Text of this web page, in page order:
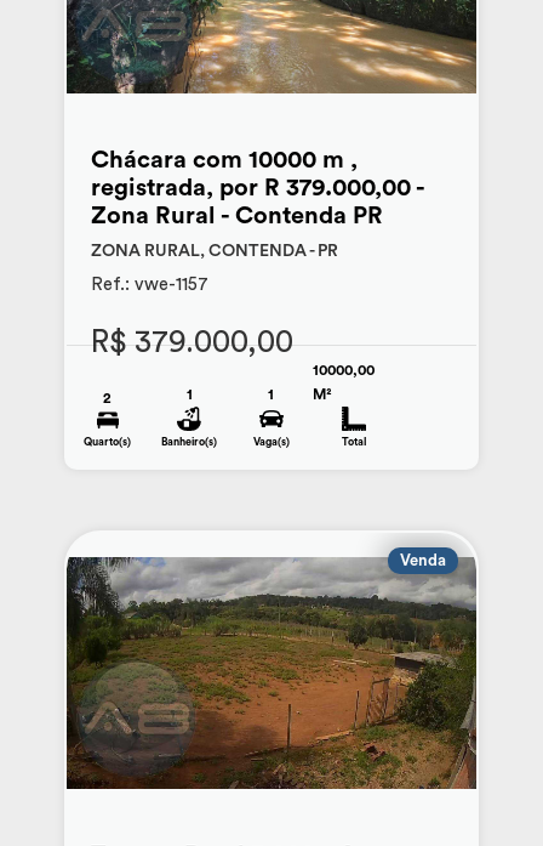
Chácara com 10000 m ,
registrada, por R 379.000,00 -
Zona Rural - Contenda PR
ZONA RURAL, CONTENDA - PR
Ref.: vwe-1157
R$ 379.000,00
2
Quarto(s)
1
Banheiro(s)
1
Vaga(s)
10000,00
M²
Total
Venda